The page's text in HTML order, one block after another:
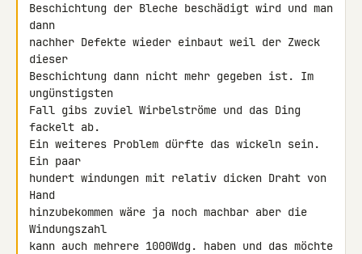
Beschichtung der Bleche beschädigt wird und man
dann
nachher Defekte wieder einbaut weil der Zweck
dieser
Beschichtung dann nicht mehr gegeben ist. Im
ungünstigsten
Fall gibs zuviel Wirbelströme und das Ding
fackelt ab.
Ein weiteres Problem dürfte das wickeln sein.
Ein paar
hundert windungen mit relativ dicken Draht von
Hand
hinzubekommen wäre ja noch machbar aber die
Windungszahl
kann auch mehrere 1000Wdg. haben und das möchte